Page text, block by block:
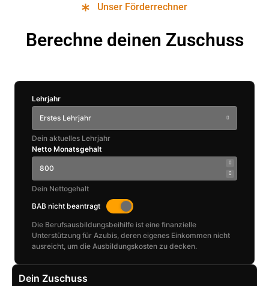
Unser Förderrechner
Berechne deinen Zuschuss
Lehrjahr
Erstes Lehrjahr
Dein aktuelles Lehrjahr
Netto Monatsgehalt
Dein Nettogehalt
BAB nicht beantragt
Die Berufsausbildungsbeihilfe ist eine finanzielle
Unterstützung für Azubis, deren eigenes Einkommen nicht
ausreicht, um die Ausbildungskosten zu decken.
Dein Zuschuss